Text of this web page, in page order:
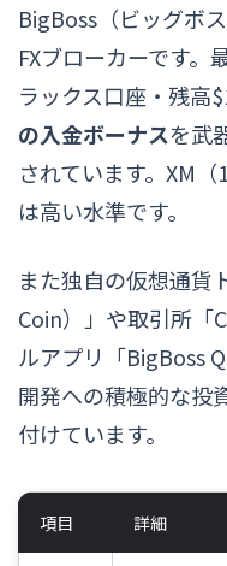
BigBoss（ビッグボ
FXブローカーです。
ラックス口座・残高
の入金ボーナスを武
されています。XM
は高い水準です。
また独自の仮想通貨
Coin）」や取引所「
ルアプリ「BigBoss
開発への積極的な投
付けています。
項目 詳細